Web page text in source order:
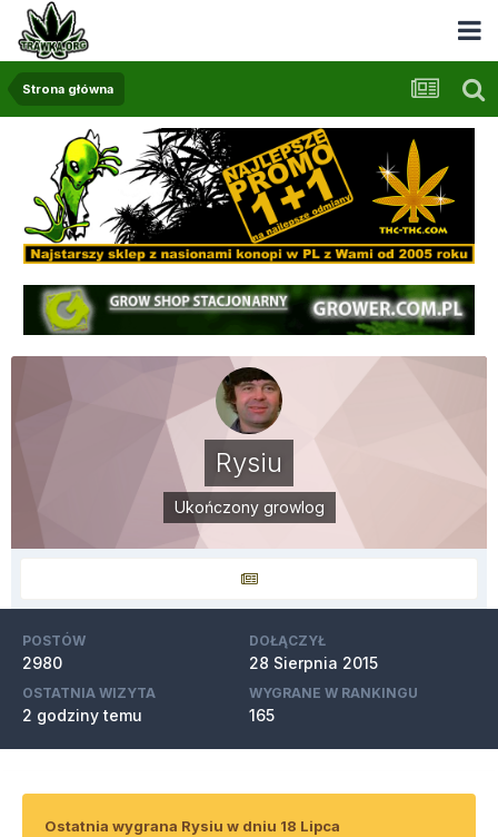
Strona główna
Rysiu
Ukończony growlog
POSTÓW
2980
DOŁĄCZYŁ
28 Sierpnia 2015
OSTATNIA WIZYTA
2 godziny temu
WYGRANE W RANKINGU
165
Ostatnia wygrana Rysiu w dniu 18 Lipca